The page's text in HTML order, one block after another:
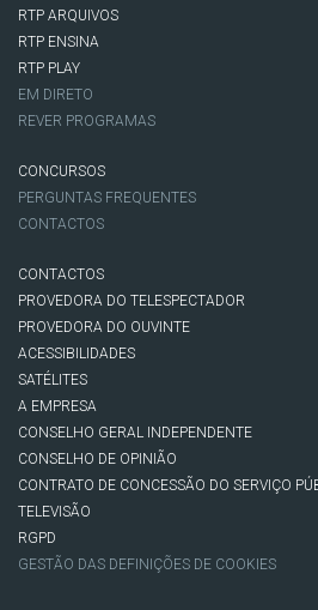
RTP ARQUIVOS
RTP ENSINA
RTP PLAY
EM DIRETO
REVER PROGRAMAS
CONCURSOS
PERGUNTAS FREQUENTES
CONTACTOS
CONTACTOS
PROVEDORA DO TELESPECTADOR
PROVEDORA DO OUVINTE
ACESSIBILIDADES
SATÉLITES
A EMPRESA
CONSELHO GERAL INDEPENDENTE
CONSELHO DE OPINIÃO
CONTRATO DE CONCESSÃO DO SERVIÇO
TELEVISÃO
RGPD
GESTÃO DAS DEFINIÇÕES DE COOKIES